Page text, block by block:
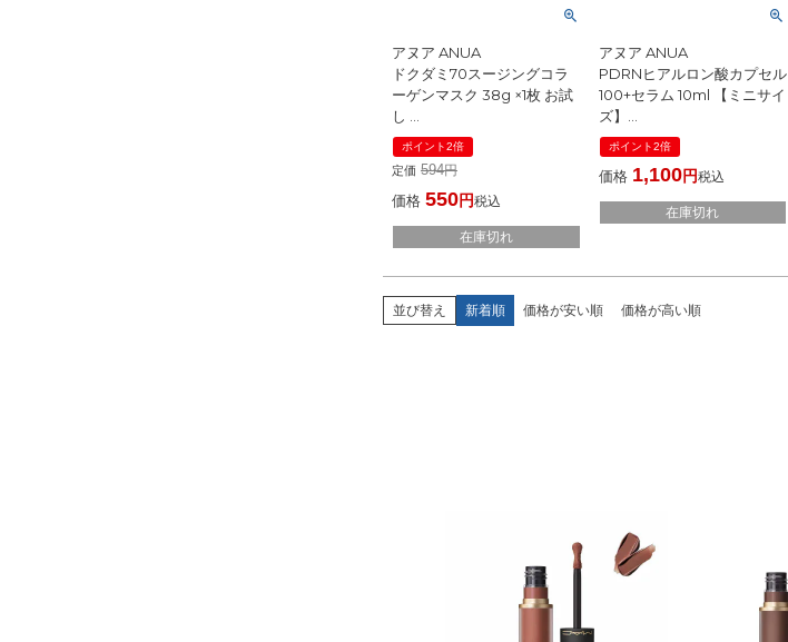
アヌア ANUA
ドクダミ70スージングコラ
ーゲンマスク 38g ×1枚 お試
し
[ シートマスク・パック ] 国
内発送 韓国コスメ
ポイント2倍
定価 594
価格 550 税込
在庫切れ
アヌア ANUA
PDRNヒアルロン酸カプセル
100+セラム 10ml 【ミニサイ
ズ】
[ 美容液・フェイスオイル ]
国内発送 韓国コスメ
ポイント2倍
価格 1,100 税込
在庫切れ
並び替え 新着順 価格が安い順 価格が高い順